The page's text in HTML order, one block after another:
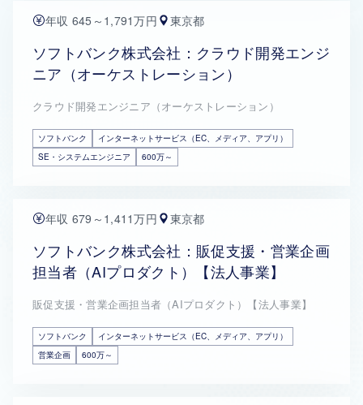
年収 645～1,791万円 東京都
ソフトバンク株式会社：クラウド開発エンジ
ニア（オーケストレーション）
クラウド開発エンジニア（オーケストレーション）
ソフトバンク
インターネットサービス（EC、メディア、アプリ）
SE・システムエンジニア
600万～
年収 679～1,411万円 東京都
ソフトバンク株式会社：販促支援・営業企画
担当者（AIプロダクト）【法人事業】
販促支援・営業企画担当者（AIプロダクト）【法人事業】
ソフトバンク
インターネットサービス（EC、メディア、アプリ）
営業企画
600万～